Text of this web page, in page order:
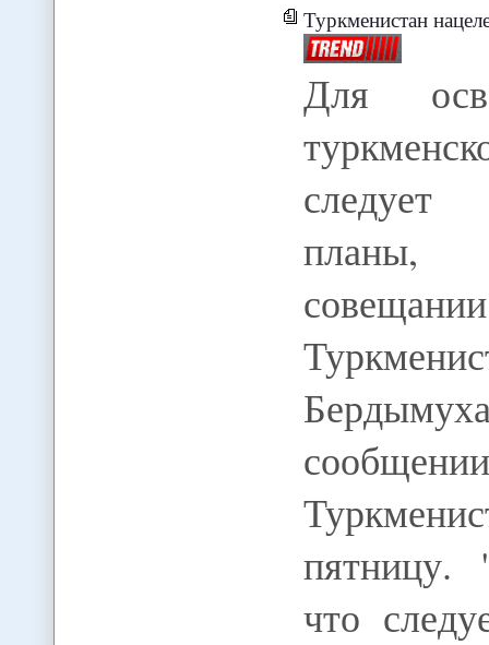
Туркменистан
Для
следует
планы,
пятницу.
что